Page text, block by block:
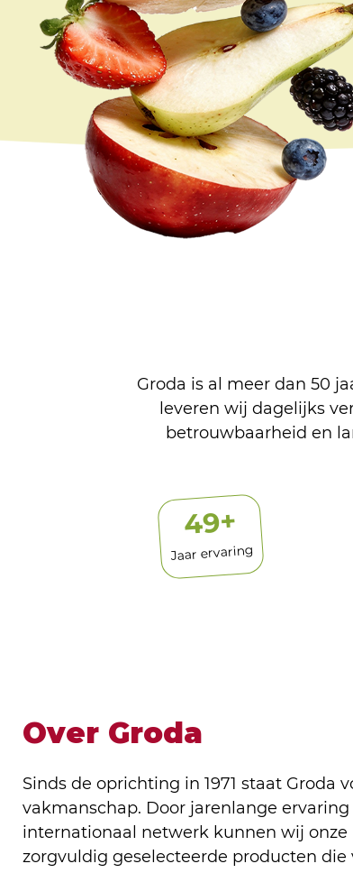
Groda is al meer dan 50
leveren wij dagelijks
betrouwbaarheid en
50+
Jaar ervaring
Over Groda
Sinds de oprichting in 1971 staat Groda
vakmanschap. Door jarenlange
internationaal netwerk kunnen wij onze
zorgvuldig geselecteerde producten die